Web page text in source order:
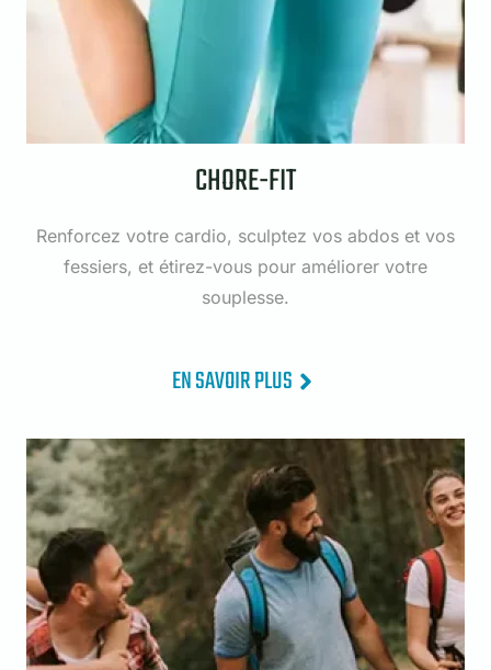
CHORE-FIT
Renforcez votre cardio, sculptez vos abdos et vos
fessiers, et étirez-vous pour améliorer votre
souplesse.
EN SAVOIR PLUS